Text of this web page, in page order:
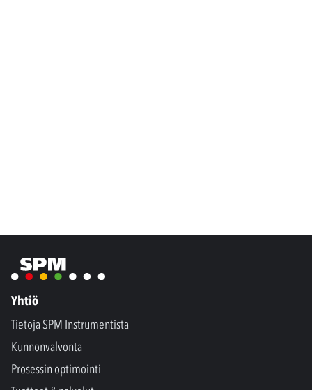
Yhtiö
Tietoja SPM Instrumentista
Kunnonvalvonta
Prosessin optimointi